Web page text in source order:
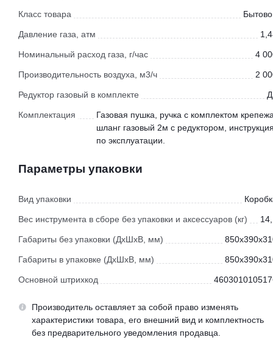
Класс товара
Давление газа, атм
Номинальный расход газа, г/час 4
Производительность воздуха, м3/ч 2
Редуктор газовый в комплекте
Комплектация
Газовая пушка, ручка с комплектом
шланг газовый 2м с редуктором,
по эксплуатации.
Параметры упаковки
Вид упаковки
Вес инструмента в сборе без упаковки и аксессуаров (кг)
Габариты без упаковки (ДхШхВ, мм)
Габариты в упаковке (ДхШхВ, мм)
Основной штрихкод
Производитель оставляет за собой право изменять
характеристики товара, его внешний вид и комплектность
без предварительного уведомления продавца.